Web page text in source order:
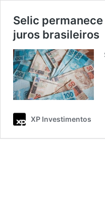
Selic
juros brasileiros
XP Investimentos